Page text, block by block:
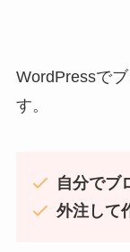
WordPressで
す。
自分でブ
外注して